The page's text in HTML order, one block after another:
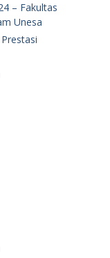
– Fakultas
Unesa